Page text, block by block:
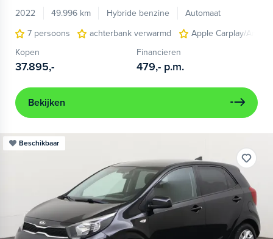
2022
49.996 km Hybride benzine
Automaat
7 persoons
achterbank verwarmd
Apple Carplay/
Kopen
37.895,-
Financieren
479,- p.m.
Bekijken
Beschikbaar